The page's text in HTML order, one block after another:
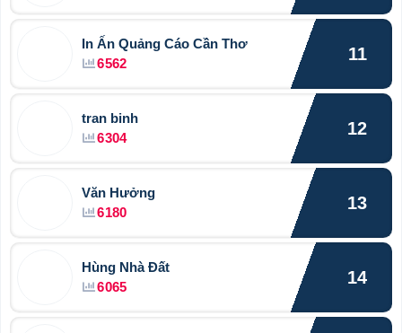
In Ấn Quảng Cáo Cần Thơ
6562
11
tran binh
6304
12
Văn Hưởng
6180
13
Hùng Nhà Đất
6065
14